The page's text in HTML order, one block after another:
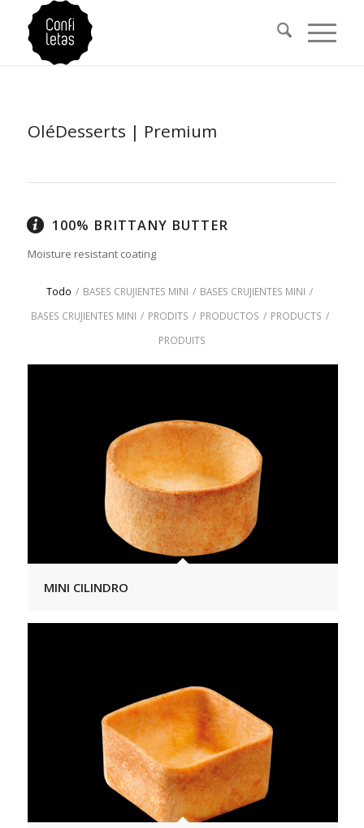
OléDesserts | Premium
100% BRITTANY BUTTER
Moisture resistant coating
Todo / BASES CRUJIENTES MINI / BASES CRUJIENTES MINI /
BASES CRUJIENTES MINI / PRODITS / PRODUCTOS / PRODUCTS /
PRODUITS
MINI CILINDRO